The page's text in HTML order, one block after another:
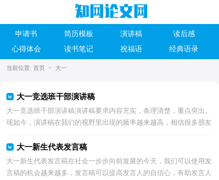
申请书 简历模板 演讲稿
读后感
心得体会
读书笔记 祝福语 经典语录
当前位置: 首页 > 大一
大一竞选班干部演讲稿
大一竞选班干部演讲稿演讲稿要求内容充实，条理清楚，重点突出。
现如今，演讲稿在我们的视野里出现的频率越来越高，相信很多朋友
大一新生代表发言稿
大一新生代表发言稿在社会一步步向前发展的今天，我们可以使用发
言稿的机会越来越多，发言稿可以提高发言人的自信心，有助发言人